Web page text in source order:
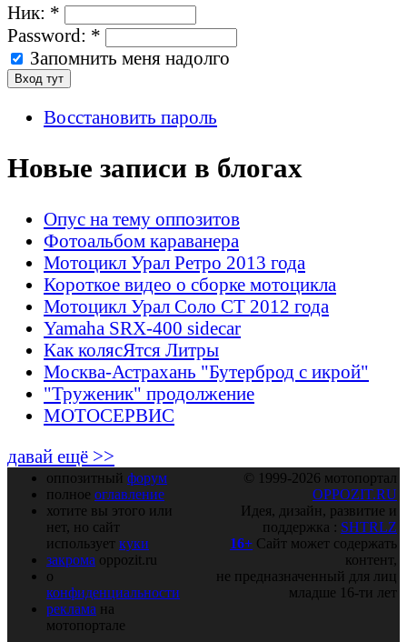
Ник: *
Password: *
Запомнить меня надолго
Восстановить пароль
Новые записи в блогах
Опус на тему оппозитов
Фотоальбом караванера
Мотоцикл Урал Ретро 2013 года
Короткое видео о сборке мотоцикла
Мотоцикл Урал Соло СТ 2012 года
Yamaha SRX-400 sidecar
Как колясЯтся Литры
Москва-Астрахань "Бутерброд с икрой"
"Труженик" продолжение
МОТОСЕРВИС
давай ещё >>
оппозитный форум
полное оглавление
хотите вы этого или
нет, но сайт
использует куки
закрома oppozit.ru
о
конфиденциальности
реклама на
мотопортале
© 1999-2026 мотопортал
OPPOZIT.RU
Идея, дизайн, развитие и
поддержка : SHTRLZ
16+ Сайт может содержать
контент,
не предназначенный для лиц
младше 16-ти лет